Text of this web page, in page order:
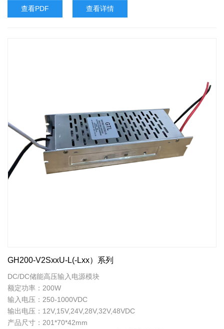
查看PDF 查看详情
GH200-V2SxxU-L(-Lxx）系列
DC/DC储能高压输入电源模块
额定功率：200W
输入电压：250-1000VDC
输出电压：12V,15V,24V,28V,32V,48VDC
产品尺寸：201*70*42mm